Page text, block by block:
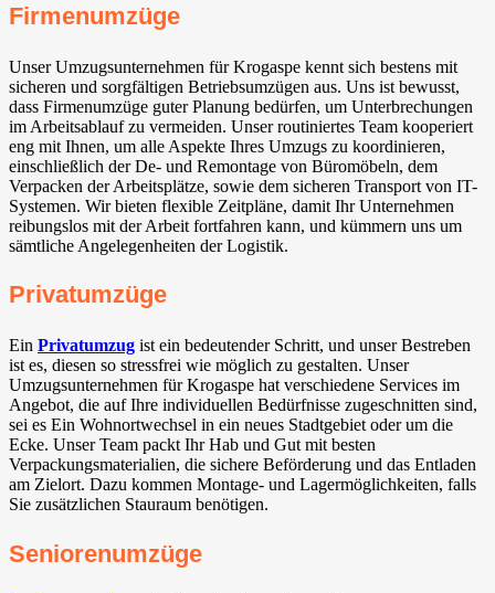
Firmenumzüge
Unser Umzugsunternehmen für Krogaspe kennt sich bestens mit
sicheren und sorgfältigen Betriebsumzügen aus. Uns ist bewusst,
dass Firmenumzüge guter Planung bedürfen, um Unterbrechungen
im Arbeitsablauf zu vermeiden. Unser routiniertes Team kooperiert
eng mit Ihnen, um alle Aspekte Ihres Umzugs zu koordinieren,
einschließlich der De- und Remontage von Büromöbeln, dem
Verpacken der Arbeitsplätze, sowie dem sicheren Transport von IT-
Systemen. Wir bieten flexible Zeitpläne, damit Ihr Unternehmen
reibungslos mit der Arbeit fortfahren kann, und kümmern uns um
sämtliche Angelegenheiten der Logistik.
Privatumzüge
Ein Privatumzug ist ein bedeutender Schritt, und unser Bestreben
ist es, diesen so stressfrei wie möglich zu gestalten. Unser
Umzugsunternehmen für Krogaspe hat verschiedene Services im
Angebot, die auf Ihre individuellen Bedürfnisse zugeschnitten sind,
sei es Ein Wohnortwechsel in ein neues Stadtgebiet oder um die
Ecke. Unser Team packt Ihr Hab und Gut mit besten
Verpackungsmaterialien, die sichere Beförderung und das Entladen
am Zielort. Dazu kommen Montage- und Lagermöglichkeiten, falls
Sie zusätzlichen Stauraum benötigen.
Seniorenumzüge